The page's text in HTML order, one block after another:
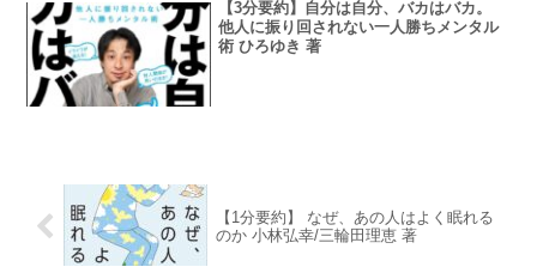
【3分要約】自分は自分、バカはバカ。
他人に振り回されない一人勝ちメンタル
術 ひろゆき 著
【1分要約】 なぜ、あの人はよく眠れる
のか 小林弘幸/三輪田理恵 著